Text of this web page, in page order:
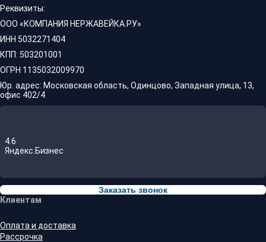
Реквизиты:
ООО «КОМПАНИЯ НЕРЖАВЕЙКА.РУ»
ИНН 5032271404
КПП: 503201001
ОГРН 1135032009970
Юр. адрес: Московская область, Одинцово, Западная улица, 13,
офис 402/4
4.6
Яндекс.Бизнес
Заказать звонок
Клиентам
Оплата и доставка
Рассрочка